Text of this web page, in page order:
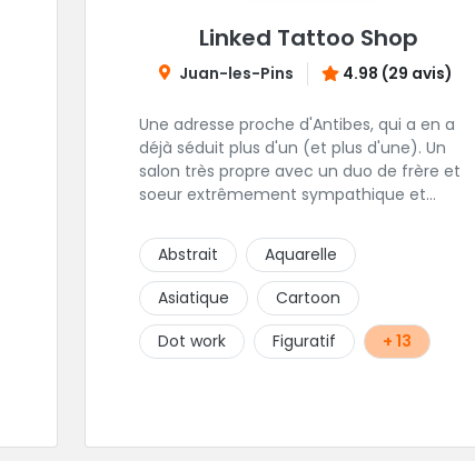
Linked Tattoo Shop
Juan-les-Pins 4.98 (29 avis)
Une adresse proche d'Antibes, qui a en a
déjà séduit plus d'un (et plus d'une). Un
salon très propre avec un duo de frère et
soeur extrêmement sympathique et
son frère Eros sont très attentifs au bien-
être et aux désirs des clients, même une
fois leur travail terminé. Un studio
polyvalent toujours en recherche de
nouveaux styles !
Abstrait
Aquarelle
Asiatique
Cartoon
Dot work
Figuratif + 13